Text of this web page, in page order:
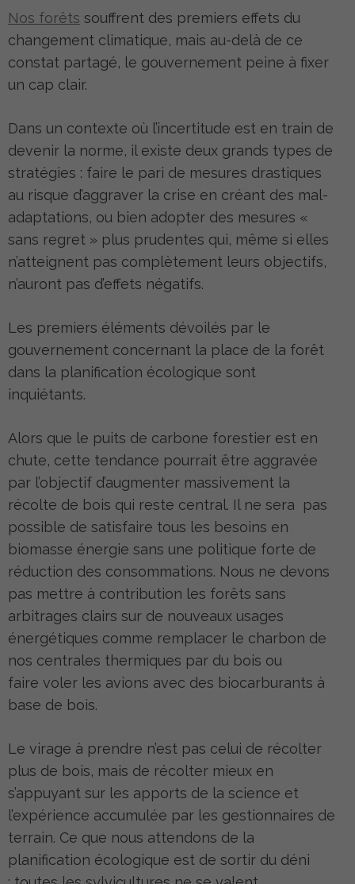
Nos forêts souffrent des premiers effets du
changement climatique, mais au-delà de ce
constat partagé, le gouvernement peine à fixer
un cap clair.
Dans un contexte où l’incertitude est en train de
devenir la norme, il existe deux grands types de
stratégies : faire le pari de mesures drastiques
au risque d’aggraver la crise en créant des mal-
adaptations, ou bien adopter des mesures «
sans regret » plus prudentes qui, même si elles
n’atteignent pas complètement leurs objectifs,
n’auront pas d’effets négatifs.
Les premiers éléments dévoilés par le
gouvernement concernant la place de la forêt
dans la planification écologique sont
inquiétants.
Alors que le puits de carbone forestier est en
chute, cette tendance pourrait être aggravée
par l’objectif d’augmenter massivement la
récolte de bois qui reste central. Il ne sera pas
possible de satisfaire tous les besoins en
biomasse énergie sans une politique forte de
réduction des consommations. Nous ne devons
pas mettre à contribution les forêts sans
arbitrages clairs sur de nouveaux usages
énergétiques comme remplacer le charbon de
nos centrales thermiques par du bois ou
faire voler les avions avec des biocarburants à
base de bois.
Le virage à prendre n’est pas celui de récolter
plus de bois, mais de récolter mieux en
s’appuyant sur les apports de la science et
l’expérience accumulée par les gestionnaires de
terrain. Ce que nous attendons de la
planification écologique est de sortir du déni